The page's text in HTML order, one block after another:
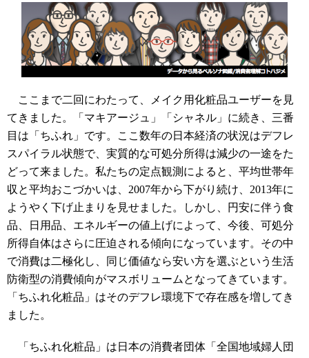
ここまで二回にわたって、メイク用化粧品ユーザーを見
てきました。「マキアージュ」「シャネル」に続き、三番
目は「ちふれ」です。ここ数年の日本経済の状況はデフレ
スパイラル状態で、実質的な可処分所得は減少の一途をた
どって来ました。私たちの定点観測によると、平均世帯年
収と平均おこづかいは、2007年から下がり続け、2013年に
ようやく下げ止まりを見せました。しかし、円安に伴う食
品、日用品、エネルギーの値上げによって、今後、可処分
所得自体はさらに圧迫される傾向になっています。その中
で消費は二極化し、同じ価値なら安い方を選ぶという生活
防衛型の消費傾向がマスボリュームとなってきています。
「ちふれ化粧品」はそのデフレ環境下で存在感を増してき
ました。
「ちふれ化粧品」は日本の消費者団体「全国地域婦人団